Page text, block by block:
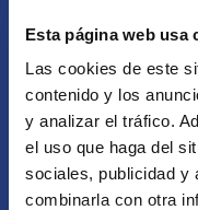
Esta página web usa
Las cookies de este
contenido y los
y analizar el tráfico.
el uso que haga del
sociales, publicidad y
combinarla con otra
Atención Postventa
+51 958418476
+51 977624112